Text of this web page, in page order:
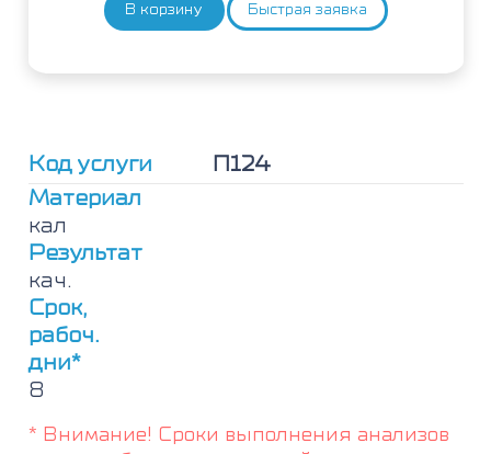
Код услуги
П124
Материал
кал
Результат
кач.
Срок,
рабоч.
дни*
8
* Внимание! Сроки выполнения анализов
Количество
coli,
Salmonella
spp.,
2
В корзину Быстрая заявка